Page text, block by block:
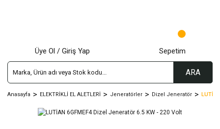
ARA
Üye Ol / Giriş Yap Sepetim
Anasayfa ELEKTRİKLİ EL ALETLERİ Jeneratörler Dizel Jeneratör